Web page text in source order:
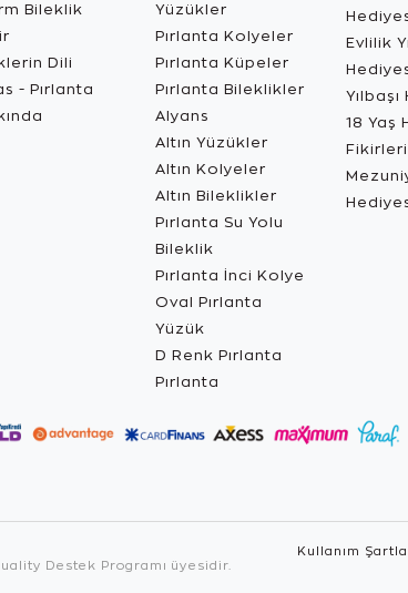
Bileklik
Dili
- Pırlanta
Yüzükler
Pırlanta Kolyeler
Pırlanta Küpeler
Pırlanta Bileklikler
Alyans
Altın Yüzükler
Altın Kolyeler
Altın Bileklikler
Pırlanta Su Yolu
Bileklik
Pırlanta İnci Kolye
Oval Pırlanta
Yüzük
D Renk Pırlanta
Pırlanta
Evlilik
18 Yaş
Fikirleri
Destek Programı üyesidir.
Kullanım